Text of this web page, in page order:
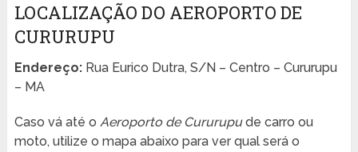
LOCALIZAÇÃO DO AEROPORTO DE
CURURUPU
Endereço:Rua Eurico Dutra, S/N – Centro – Cururupu
– MA
Caso vá até o Aeroporto de Cururupude carro ou
moto, utilize o mapa abaixo para ver qual será o